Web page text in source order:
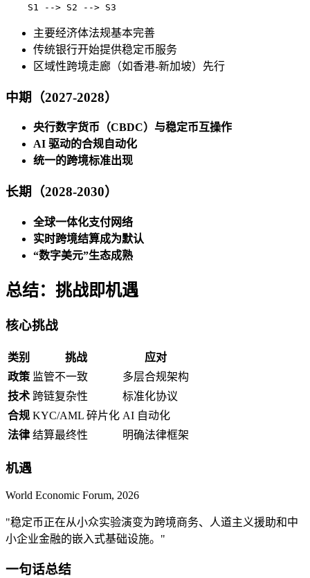
    S1 --> S2 --> S3
主要经济体法规基本完善
传统银行开始提供稳定币服务
区域性跨境走廊（如香港-新加坡）先行
中期（2027-2028）
央行数字货币（CBDC）与稳定币互操作
AI 驱动的合规自动化
统一的跨境标准出现
长期（2028-2030）
全球一体化支付网络
实时跨境结算成为默认
“数字美元”生态成熟
总结：挑战即机遇
核心挑战
类别 挑战
应对
政策 监管不一致
多层合规架构
技术 跨链复杂性
标准化协议
合规 KYC/AML 碎片化 AI 自动化
法律 结算最终性 明确法律框架
机遇
World Economic Forum, 2026
"稳定币正在从小众实验演变为跨境商务、人道主义援助和中
小企业金融的嵌入式基础设施。"
一句话总结